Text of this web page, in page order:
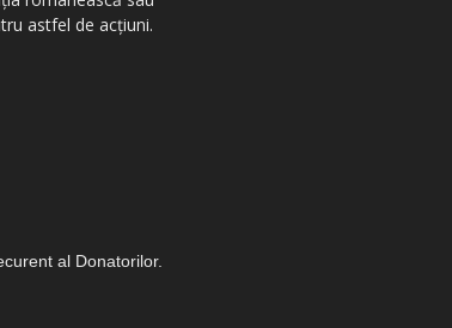
astfel de acțiuni.
al Donatorilor.